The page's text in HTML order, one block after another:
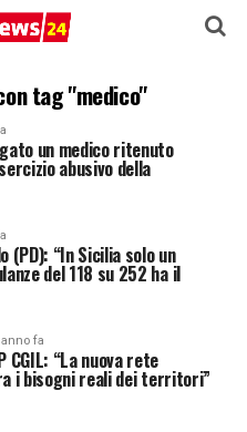
tag "medico"
un medico ritenuto
abusivo della
(PD): “In Sicilia solo un
del 118 su 252 ha il
anno fa
CGIL: “La nuova rete
i bisogni reali dei territori”